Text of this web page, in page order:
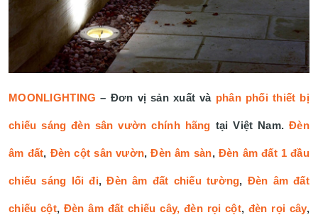
MOONLIGHTING – Đơn vị sản xuất và phân phối thiết bị
chiếu sáng đèn sân vườn chính hãng tại Việt Nam.Đèn
âm đất, Đèn cột sân vườn,Đèn âm sàn, Đèn âm đất 1 đầu
chiếu sáng lối đi,Đèn âm đất chiếu tường, Đèn âm đất
chiếu cột, Đèn âm đất chiếu cây, đèn rọi cột, đèn rọi cây,